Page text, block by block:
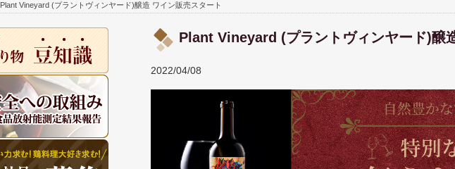
Plant Vineyard (プラントヴィンヤード)醸造 ワイン販売スタート
Plant Vineyard (プラントヴィンヤード)醸
2022/04/08